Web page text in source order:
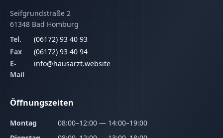
Seifgrundstraße 2
61348 Bad Homburg
Tel.
(06172) 93 40 93
Fax
(06172) 93 40 94
E-
Mail
info@hausarzt.website
Öffnungszeiten
Montag
08:00–12:00 — 14:00–19:00